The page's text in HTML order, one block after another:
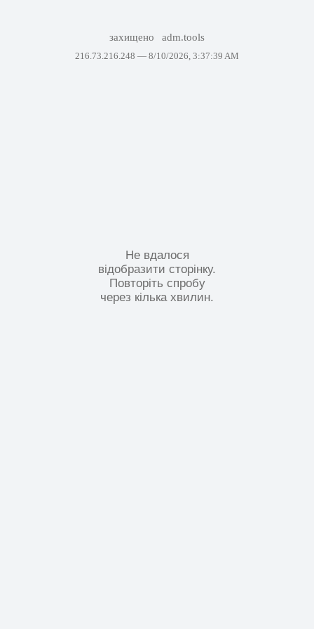
захищено adm.tools
216.73.216.248 — 8/10/2026, 3:37:39 AM
Не вдалося
відобразити сторінку.
Повторіть спробу
через кілька хвилин.